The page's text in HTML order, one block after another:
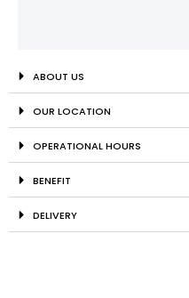
ABOUT US
OUR LOCATION
OPERATIONAL HOURS
BENEFIT
DELIVERY